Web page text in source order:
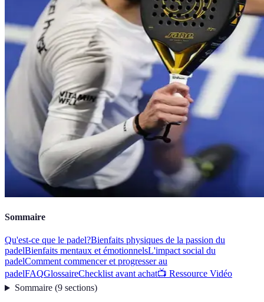
Sommaire
Qu'est-ce que le padel?Bienfaits physiques de la passion du
padelBienfaits mentaux et émotionnelsL'impact social du
padelComment commencer et progresser au
padelFAQGlossaireChecklist avant achat📺 Ressource Vidéo
Sommaire(9 sections)